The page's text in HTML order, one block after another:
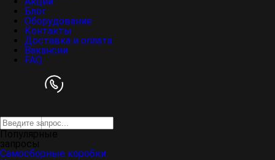
Блог
Оборудование
Контакты
Доставка и оплата
Вакансии
FAQ
Самосборные коробки